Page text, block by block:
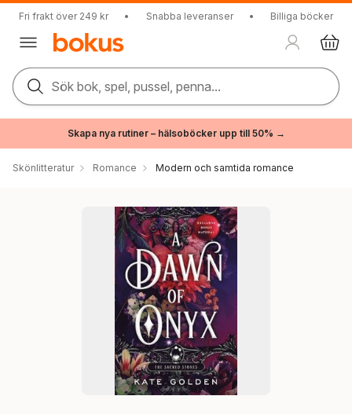
Fri frakt över 249 kr • Snabba leveranser • Billiga böcker
Sök bok, spel, pussel, penna...
Skapa nya rutiner – hälsoböcker upp till 50% →
Skönlitteratur Romance Modern och samtida romance